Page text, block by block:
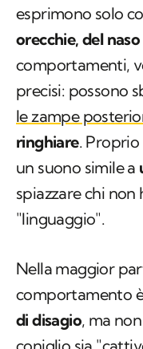
esprimono solo
orecchie, del
comportamenti,
precisi: possono
le zampe
ringhiare.
un suono simile a
spiazzare chi
"linguaggio".
Nella maggior
comportamento
di disagio, ma